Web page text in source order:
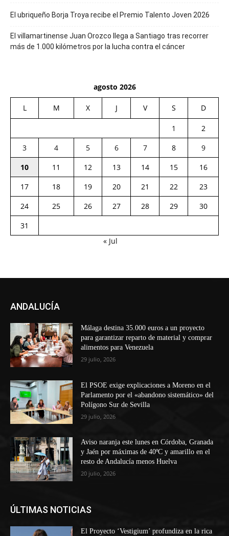
El ubriqueño Borja Troya recibe el Premio Talento Joven 2026
El villamartinense Juan Orozco llega a Santiago tras recorrer
más de 1.000 kilómetros por la lucha contra el cáncer
agosto 2026
L M X J V S D
1
2
3
4 5 6 7 8
9
10
11 12 13 14 15
16
17
18 19 20 21 22
23
24
25 26 27 28 29
30
31
« Jul
ANDALUCÍA
Málaga destina 35.000 euros a un proyecto
para garantizar reparto de material y comprar
alimentos para Venezuela
29 julio, 2026
El PSOE exige explicaciones a Moreno en el
Parlamento por el «abandono sistemático» del
Polígono Sur de Sevilla
29 julio, 2026
Aviso naranja este lunes en Córdoba, Granada
y Jaén por máximas de 40ºC y amarillo en el
resto de Andalucía menos Huelva
20 julio, 2026
ÚLTIMAS NOTICIAS
El Proyecto ‘Vestigium’ profundiza en la rica